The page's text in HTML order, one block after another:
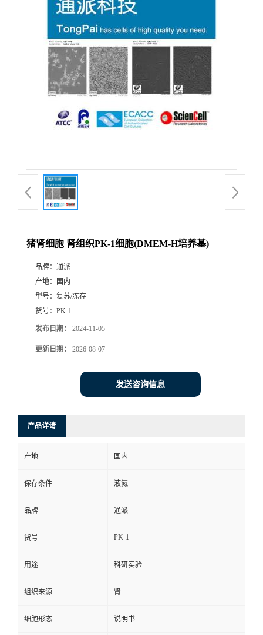
猪肾细胞 肾组织PK-1细胞(DMEM-H培养基)
品牌： 通派
产地：
国内
型号： 复苏/冻存
货号： PK-1
发布日期： 2024-11-05
更新日期： 2026-08-07
发送咨询信息
产品详请
产地 国内
保存条件 液氮
品牌 通派
货号 PK-1
用途 科研实验
组织来源 肾
细胞形态 说明书